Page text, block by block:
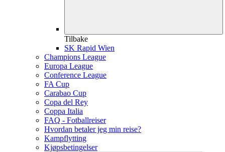
Tilbake
SK Rapid Wien
Champions League
Europa League
Conference League
FA Cup
Carabao Cup
Copa del Rey
Coppa Italia
FAQ - Fotballreiser
Hvordan betaler jeg min reise?
Kampflytting
Kjøpsbetingelser